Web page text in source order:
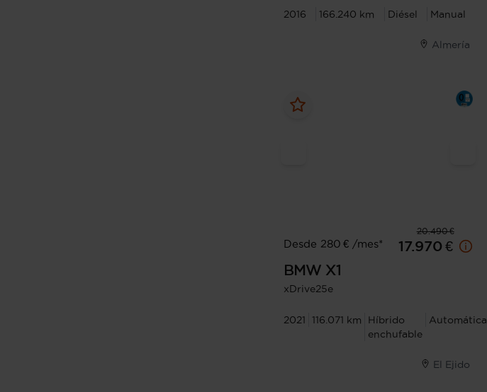
2016 166.240 km Diésel Manual
Almería
20.490 €
Desde 280 € /mes*
17.970 €
BMW X1
xDrive25e
2021 116.071 km
Híbrido
enchufable
Automática
El Ejido